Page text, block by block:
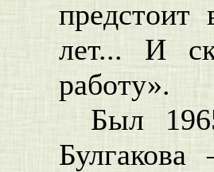
лет... И
работу».
Был